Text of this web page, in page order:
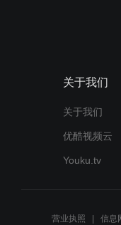
关于我们
关于我们
优酷视频云
Youku.tv
营业执照 信息